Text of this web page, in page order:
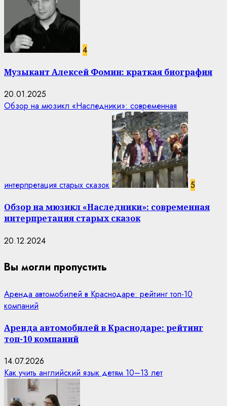
4
Музыкант Алексей Фомин: краткая биография
20.01.2025
Обзор на мюзикл «Наследники»: современная
интерпретация старых сказок 5
Обзор на мюзикл «Наследники»: современная
интерпретация старых сказок
20.12.2024
Вы могли пропустить
Аренда автомобилей в Краснодаре: рейтинг топ-10
компаний
Аренда автомобилей в Краснодаре: рейтинг
топ-10 компаний
14.07.2026
Как учить английский язык детям 10–13 лет